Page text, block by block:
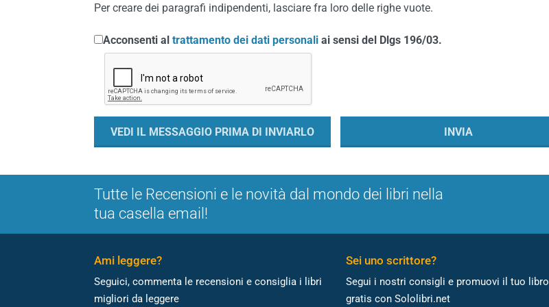
Per creare dei paragrafi indipendenti, lasciare fra loro delle righe vuote.
Acconsenti al trattamento dei dati personali ai sensi del Dlgs 196/03.
Tutte le Recensioni e le novità dal mondo dei libri nella
tua casella email!
Ami leggere?
Seguici, commenta le recensioni e consiglia i libri
migliori da leggere
Sei uno scrittore?
Segui i nostri consigli e promuovi il tuo libro
gratis con Sololibri.net